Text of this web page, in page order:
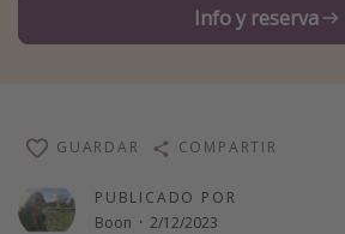
Escapadas románticas
Más temas
Info y reserva
PUBLICADO POR
Boon · 2/12/2023
GUARDAR COMPARTIR